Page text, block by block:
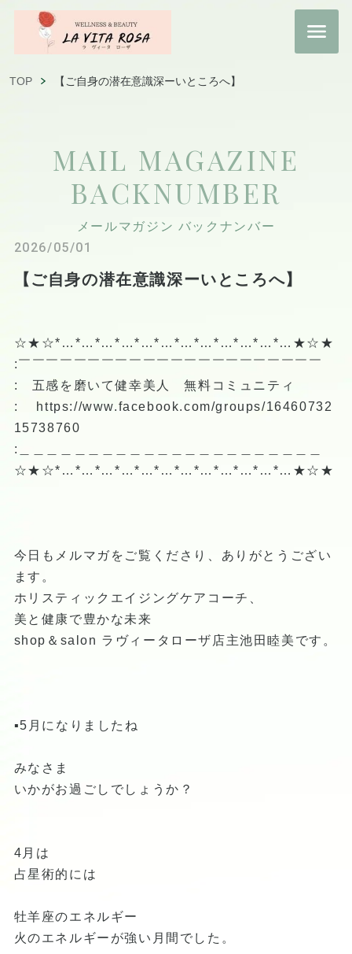
TOP 【ご自身の潜在意識深ーいところへ】
MAIL MAGAZINE
BACKNUMBER
メールマガジン バックナンバー
2026/05/01
【ご自身の潜在意識深ーいところへ】
☆★☆*…*…*…*…*…*…*…*…*…*…*…*…★☆★
:￣￣￣￣￣￣￣￣￣￣￣￣￣￣￣￣￣￣￣￣￣￣
: 五感を磨いて健幸美人 無料コミュニティ
: https://www.facebook.com/groups/16460732
15738760
:＿＿＿＿＿＿＿＿＿＿＿＿＿＿＿＿＿＿＿＿＿＿
☆★☆*…*…*…*…*…*…*…*…*…*…*…*…★☆★
今日もメルマガをご覧くださり、ありがとうござい
ます。
ホリスティックエイジングケアコーチ、
美と健康で豊かな未来
shop＆salon ラヴィータローザ店主池田睦美です。
▪️5月になりましたね
みなさま
いかがお過ごしでしょうか？
4月は
占星術的には
牡羊座のエネルギー
火のエネルギーが強い月間でした。